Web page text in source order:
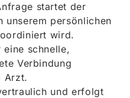
startet der
unserem persönlichen
wird.
schnelle,
Verbindung
Arzt.
und erfolgt